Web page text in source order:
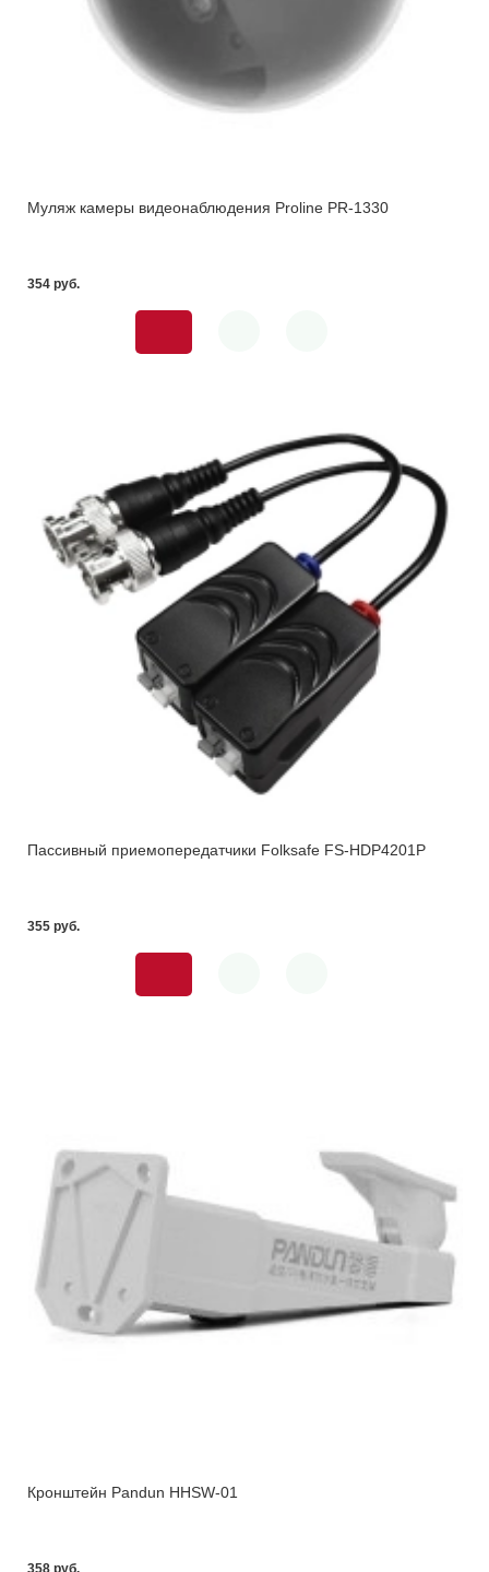
Муляж камеры видеонаблюдения Proline PR-1330
354 pуб.
Пассивный приемопередатчики Folksafe FS-HDP4201P
355 pуб.
Кронштейн Pandun HHSW-01
358 pуб.